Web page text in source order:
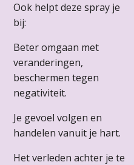
Ook helpt deze spray je
bij:
Beter omgaan met
veranderingen,
beschermen tegen
negativiteit.
Je gevoel volgen en
handelen vanuit je hart.
Het verleden achter je te